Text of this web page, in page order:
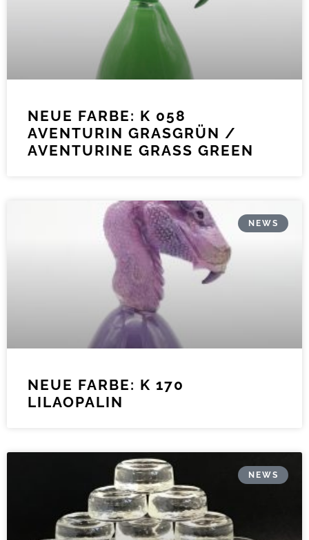
NEUE FARBE: K 058
AVENTURIN GRASGRÜN /
AVENTURINE GRASS GREEN
NEWS
NEUE FARBE: K 170
LILAOPALIN
NEWS